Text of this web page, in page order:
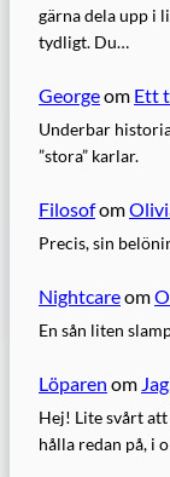
gärna dela upp i
tydligt. Du…
Georgeom Ett
Underbar
”stora” karlar.
Filosofom
Precis, sin
Nightcareom
En sån liten
Löparen om
Hej! Lite svårt att
hålla redan på, i